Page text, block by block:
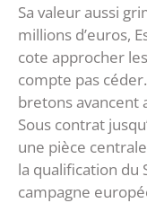
Sa valeur aussi
millions d’euros,
cote approcher
compte pas
bretons avancent
Sous contrat
une pièce
la qualification du
campagne